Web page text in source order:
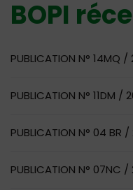
BOPI
PUBLICATION N° 14MQ
PUBLICATION N° 11DM
PUBLICATION N° 04
PUBLICATION N° 07NC